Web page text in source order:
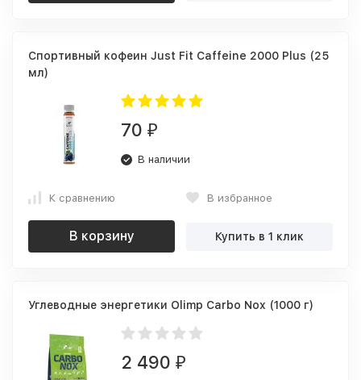
Спортивный кофеин Just Fit Caffeine 2000 Plus (25
мл)
70 ₽
В наличии
К сравнению В избранное
В корзину Купить в 1 клик
Углеводные энергетики Olimp Carbo Nox (1000 г)
2 490 ₽